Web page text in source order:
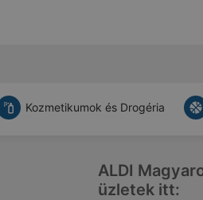
Kozmetikumok és Drogéria
ALDI
üzletek itt: